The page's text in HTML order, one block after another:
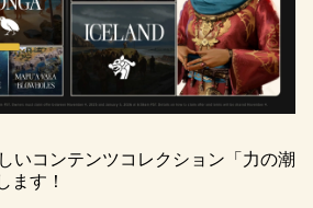
いコンテンツコレクション「力の潮
ます！